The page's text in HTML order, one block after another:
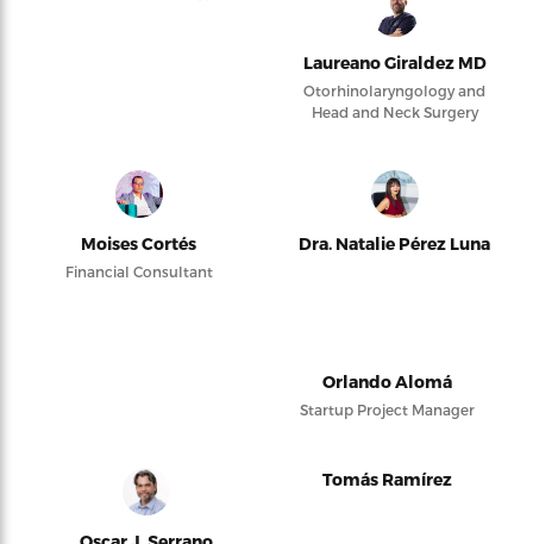
Laureano Giraldez MD
Otorhinolaryngology and
Head and Neck Surgery
Moises Cortés
Financial Consultant
Dra. Natalie Pérez Luna
Orlando Alomá
Startup Project Manager
Tomás Ramírez